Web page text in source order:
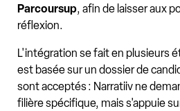
Parcoursup, afin de laisser aux
réflexion.
L'intégration se fait en plusieurs
est basée sur un dossier de
sont acceptés : Narratiiv ne
filière spécifique, mais s'appuie